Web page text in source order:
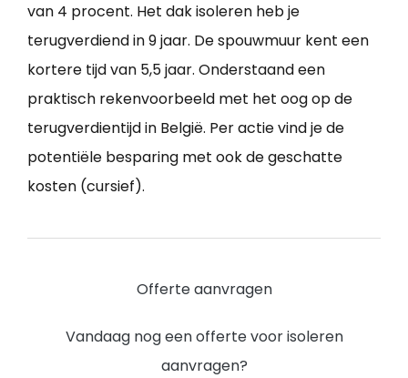
van 4 procent. Het dak isoleren heb je
terugverdiend in 9 jaar. De spouwmuur kent een
kortere tijd van 5,5 jaar. Onderstaand een
praktisch rekenvoorbeeld met het oog op de
terugverdientijd in België. Per actie vind je de
potentiële besparing met ook de geschatte
kosten (cursief).
Offerte aanvragen
Vandaag nog een offerte voor isoleren
aanvragen?